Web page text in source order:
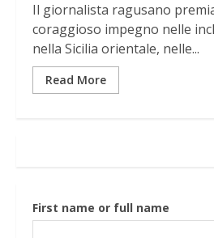
Il giornalista ragusano
coraggioso impegno nelle
nella Sicilia orientale, nelle...
Read More
First name or full name